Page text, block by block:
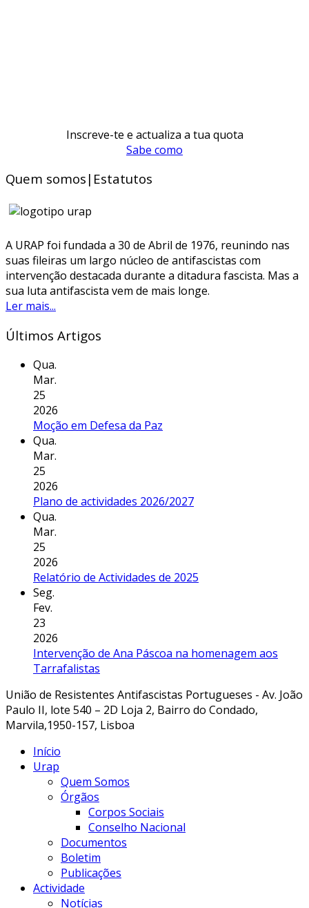
Inscreve-te e actualiza a tua quota
Sabe como
Quem somos|Estatutos
A URAP foi fundada a 30 de Abril de 1976, reunindo nas
suas fileiras um largo núcleo de antifascistas com
intervenção destacada durante a ditadura fascista. Mas a
sua luta antifascista vem de mais longe.
Ler mais...
Últimos Artigos
Qua.
Mar.
25
2026
Moção em Defesa da Paz
Qua.
Mar.
25
2026
Plano de actividades 2026/2027
Qua.
Mar.
25
2026
Relatório de Actividades de 2025
Seg.
Fev.
23
2026
Intervenção de Ana Páscoa na homenagem aos
Tarrafalistas
União de Resistentes Antifascistas Portugueses - Av. João
Paulo II, lote 540 – 2D Loja 2, Bairro do Condado,
Marvila,1950-157, Lisboa
Início
Urap
Quem Somos
Órgãos
Corpos Sociais
Conselho Nacional
Documentos
Boletim
Publicações
Actividade
Notícias